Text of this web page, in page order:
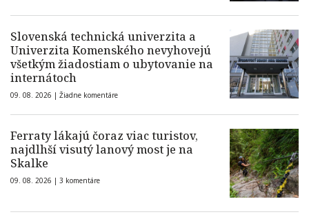
Slovenská technická univerzita a
Univerzita Komenského nevyhovejú
všetkým žiadostiam o ubytovanie na
internátoch
09. 08. 2026 | Žiadne komentáre
Ferraty lákajú čoraz viac turistov,
najdlhší visutý lanový most je na
Skalke
09. 08. 2026 | 3 komentáre